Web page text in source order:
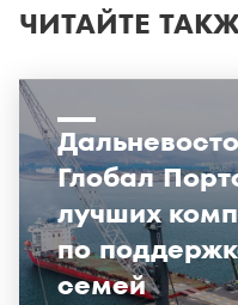
ЧИТАЙТЕ
Глобал
лучших
по
семей